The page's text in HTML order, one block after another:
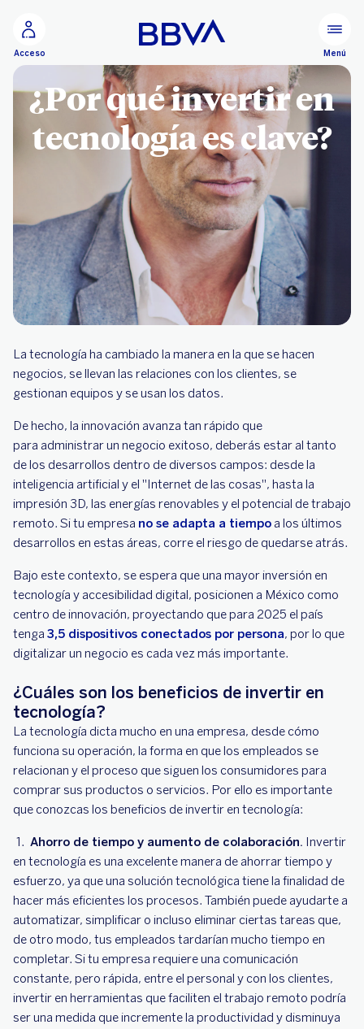
Acceso Menú
¿Por qué invertir en
tecnología es clave?
La tecnología ha cambiado la manera en la que se hacen
negocios, se llevan las relaciones con los clientes, se
gestionan equipos y se usan los datos.
De hecho, la innovación avanza tan rápido que
para administrar un negocio exitoso, deberás estar al tanto
de los desarrollos dentro de diversos campos: desde la
inteligencia artificial y el "Internet de las cosas", hasta la
impresión 3D, las energías renovables y el potencial de trabajo
remoto. Si tu empresa no se adapta a tiempo a los últimos
desarrollos en estas áreas, corre el riesgo de quedarse atrás.
Bajo este contexto, se espera que una mayor inversión en
tecnología y accesibilidad digital, posicionen a México como
centro de innovación, proyectando que para 2025 el país
tenga 3,5 dispositivos conectados por persona, por lo que
digitalizar un negocio es cada vez más importante.
¿Cuáles son los beneficios de invertir en
tecnología?
La tecnología dicta mucho en una empresa, desde cómo
funciona su operación, la forma en que los empleados se
relacionan y el proceso que siguen los consumidores para
comprar sus productos o servicios. Por ello es importante
que conozcas los beneficios de invertir en tecnología:
Ahorro de tiempo y aumento de colaboración. Invertir
en tecnología es una excelente manera de ahorrar tiempo y
esfuerzo, ya que una solución tecnológica tiene la finalidad de
hacer más eficientes los procesos. También puede ayudarte a
automatizar, simplificar o incluso eliminar ciertas tareas que,
de otro modo, tus empleados tardarían mucho tiempo en
completar. Si tu empresa requiere una comunicación
constante, pero rápida, entre el personal y con los clientes,
invertir en herramientas que faciliten el trabajo remoto podría
ser una medida que incremente la productividad y disminuya